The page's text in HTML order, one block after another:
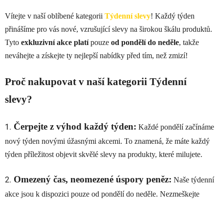
Vítejte v naší oblíbené kategorii Týdenní slevy! Každý týden
přinášíme pro vás nové, vzrušující slevy na širokou škálu produktů.
Tyto exkluzivní akce platípouze od pondělí do neděle, takže
neváhejte a získejte ty nejlepší nabídky před tím, než zmizí!
Proč nakupovat v naší kategorii Týdenní
slevy?
1. Čerpejte z výhod každý týden: Každé pondělí začínáme
nový týden novými úžasnými akcemi. To znamená, že máte každý
týden příležitost objevit skvělé slevy na produkty, které milujete.
2. Omezený čas, neomezené úspory peněz: Naše týdenní
akce jsou k dispozici pouze od pondělí do neděle. Nezmeškejte